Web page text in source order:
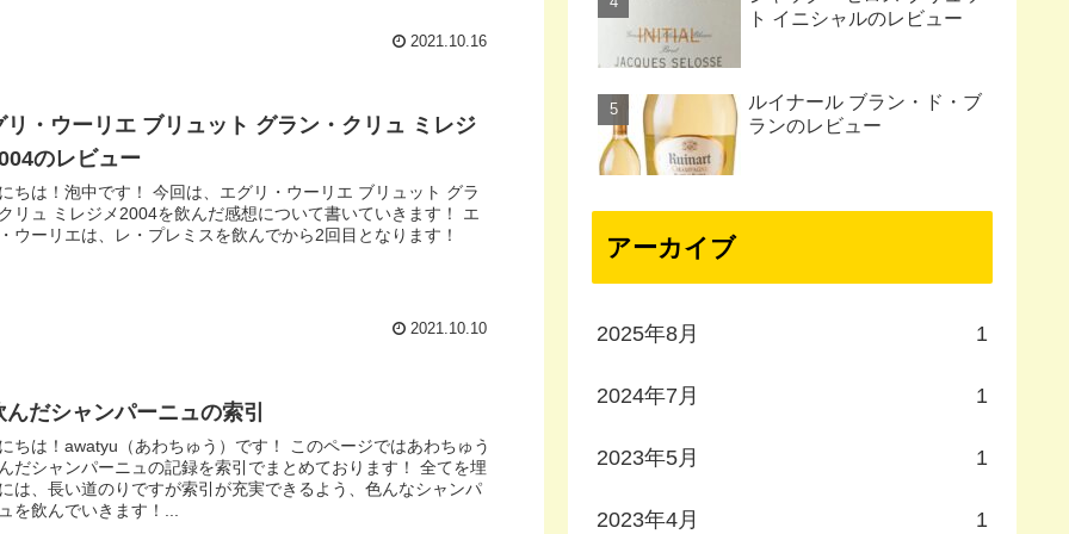
2021.10.16
リ・ウーリエ ブリュット グラン・クリュ ミレジ
のレビュー
ちは！泡中です！ 今回は、エグリ・ウーリエ ブリュット グラ
リュ ミレジメ2004を飲んだ感想について書いていきます！ エ
ウーリエは、レ・プレミスを飲んでから2回目となります！
2021.10.10
だシャンパーニュの索引
ちは！awatyu（あわちゅう）です！ このページではあわちゅう
だシャンパーニュの記録を索引でまとめております！ 全てを埋
は、長い道のりですが索引が充実できるよう、色んなシャンパ
を飲んでいきます！...
ト イニシャルのレビュー
ルイナール ブラン・ド・ブ
ランのレビュー
アーカイブ
2025年8月 1
2024年7月 1
2023年5月 1
2023年4月 1